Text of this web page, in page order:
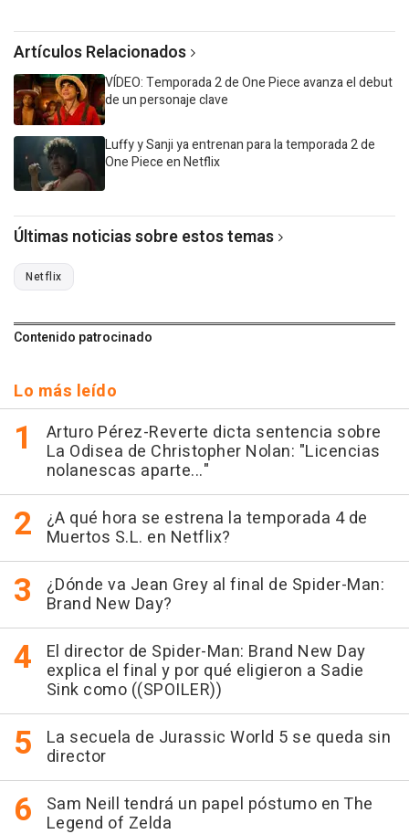
Artículos Relacionados
VÍDEO: Temporada 2 de One Piece avanza el debut
de un personaje clave
Luffy y Sanji ya entrenan para la temporada 2 de
One Piece en Netflix
Últimas noticias sobre estos temas
Netflix
Contenido patrocinado
Lo más leído
Arturo Pérez-Reverte dicta sentencia sobre
La Odisea de Christopher Nolan: "Licencias
nolanescas aparte..."
¿A qué hora se estrena la temporada 4 de
Muertos S.L. en Netflix?
¿Dónde va Jean Grey al final de Spider-Man:
Brand New Day?
El director de Spider-Man: Brand New Day
explica el final y por qué eligieron a Sadie
Sink como ((SPOILER))
La secuela de Jurassic World 5 se queda sin
director
Sam Neill tendrá un papel póstumo en The
Legend of Zelda